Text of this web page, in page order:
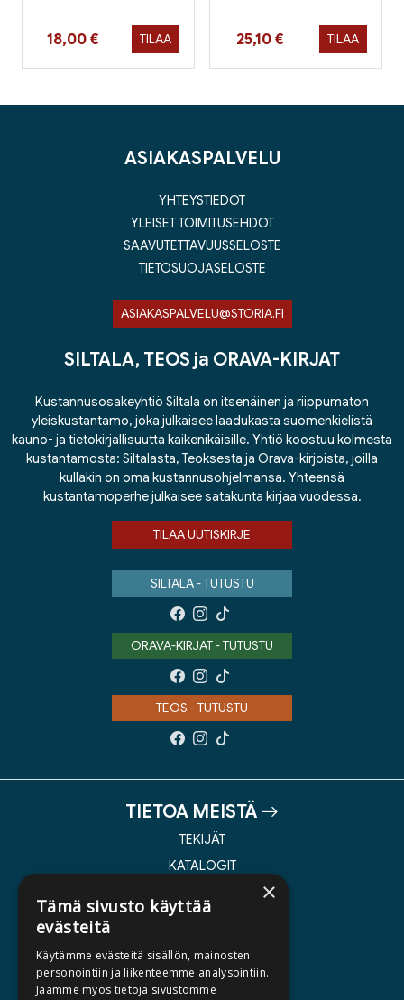
Hinta nyt
18,00 € TILAA Hinta nyt
25,10 € TILAA
ASIAKASPALVELU
YHTEYSTIEDOT
YLEISET TOIMITUSEHDOT
SAAVUTETTAVUUSSELOSTE
TIETOSUOJASELOSTE
ASIAKASPALVELU@STORIA.FI
SILTALA, TEOS ja ORAVA-KIRJAT
Kustannusosakeyhtiö Siltala on itsenäinen ja riippumaton
yleiskustantamo, joka julkaisee laadukasta suomenkielistä
kauno- ja tietokirjallisuutta kaikenikäisille. Yhtiö koostuu kolmesta
kustantamosta: Siltalasta, Teoksesta ja Orava-kirjoista, joilla
kullakin on oma kustannusohjelmansa. Yhteensä
kustantamoperhe julkaisee satakunta kirjaa vuodessa.
TILAA UUTISKIRJE
SILTALA - TUTUSTU
ORAVA-KIRJAT - TUTUSTU
TEOS - TUTUSTU
TIETOA MEISTÄ
TEKIJÄT
KATALOGIT
KIRJA TILAUSTYÖNÄ
MEDIALLE
×
Tämä sivusto käyttää
evästeitä
Käytämme evästeitä sisällön, mainosten
personointiin ja liikenteemme analysointiin.
Jaamme myös tietoja sivustomme